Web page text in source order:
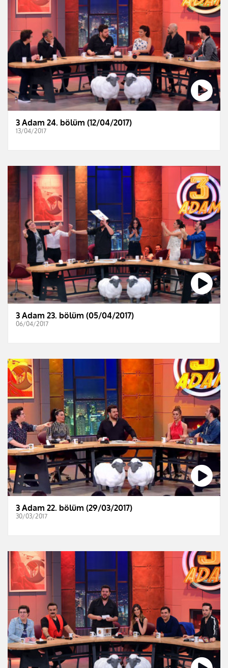
3 Adam 24. bölüm (12/04/2017)
13/04/2017
3 Adam 23. bölüm (05/04/2017)
06/04/2017
3 Adam 22. bölüm (29/03/2017)
30/03/2017